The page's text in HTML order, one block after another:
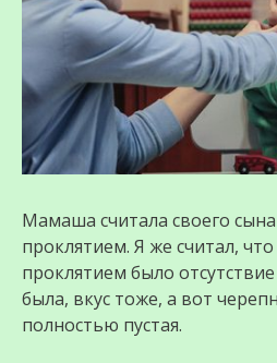
Мамаша считала своего
проклятием. Я же считал,
проклятием было
была, вкус тоже, а вот
полностью пустая.